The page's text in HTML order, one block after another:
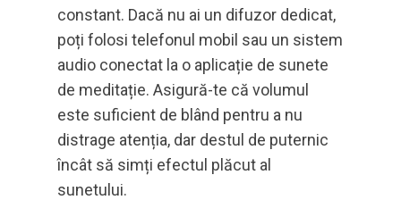
constant. Dacă nu ai un difuzor dedicat,
poți folosi telefonul mobil sau un sistem
audio conectat la o aplicație de sunete
de meditație. Asigură-te că volumul
este suficient de blând pentru a nu
distrage atenția, dar destul de puternic
încât să simți efectul plăcut al
sunetului.